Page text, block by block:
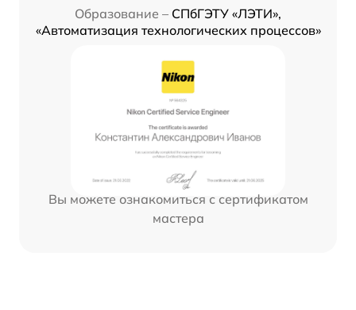
Образование – СПбГЭТУ «ЛЭТИ»,
«Автоматизация технологических процессов»
Вы можете ознакомиться с сертификатом
мастера